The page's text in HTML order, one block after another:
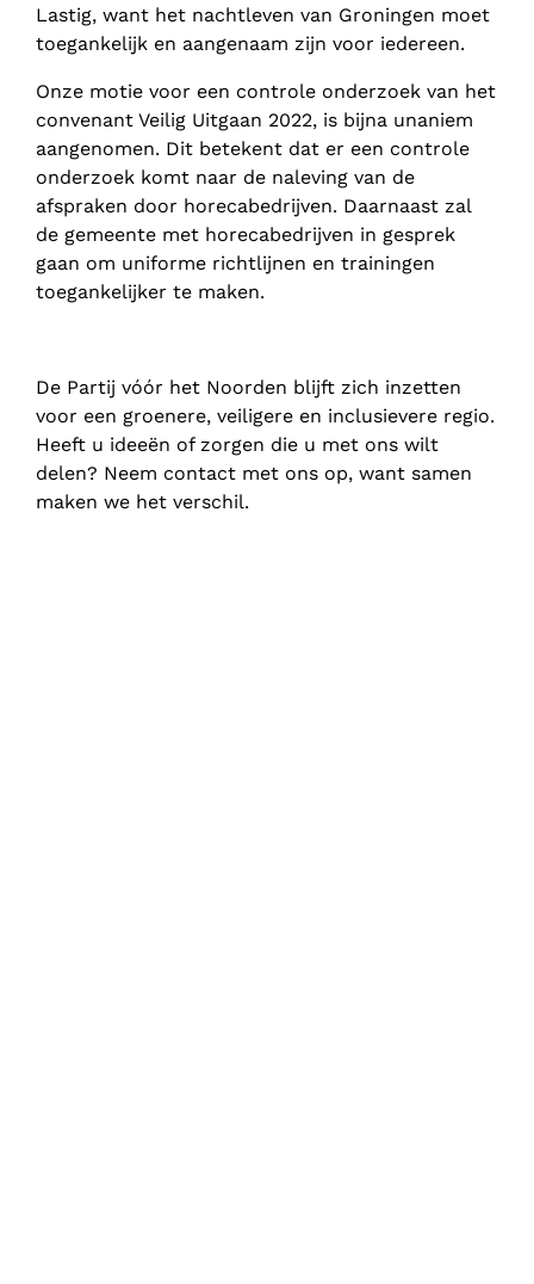
Lastig, want het nachtleven van Groningen moet
toegankelijk en aangenaam zijn voor iedereen.
Onze motie voor een controle onderzoek van het
convenant Veilig Uitgaan 2022, is bijna unaniem
aangenomen. Dit betekent dat er een controle
onderzoek komt naar de naleving van de
afspraken door horecabedrijven. Daarnaast zal
de gemeente met horecabedrijven in gesprek
gaan om uniforme richtlijnen en trainingen
toegankelijker te maken.
De Partij vóór het Noorden blijft zich inzetten
voor een groenere, veiligere en inclusievere regio.
Heeft u ideeën of zorgen die u met ons wilt
delen? Neem contact met ons op, want samen
maken we het verschil.